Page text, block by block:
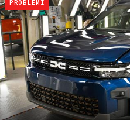
PROBLEMI